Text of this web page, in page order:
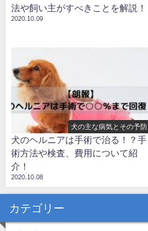
法や飼い主がすべきことを解説！
2020.10.09
犬の主な病気とその予防
犬のヘルニアは手術で治る！？手
術方法や検査、費用について紹
介！
2020.10.08
カテゴリー